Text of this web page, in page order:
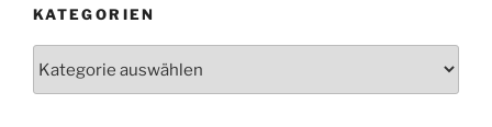
KATEGORIEN